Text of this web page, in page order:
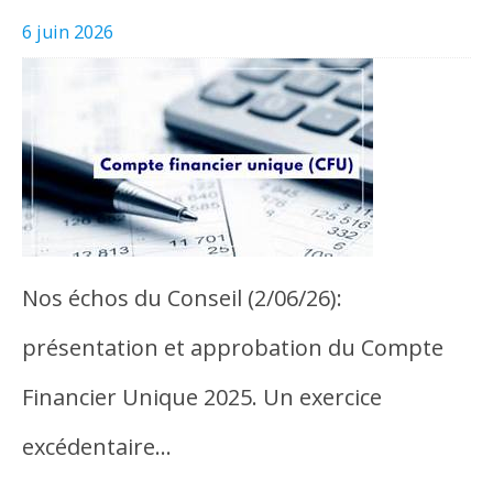
6 juin 2026
Nos échos du Conseil (2/06/26):
présentation et approbation du Compte
Financier Unique 2025. Un exercice
excédentaire…